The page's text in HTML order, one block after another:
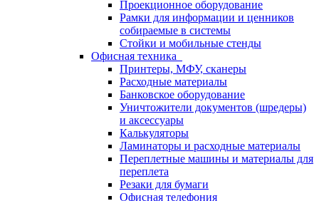
Проекционное оборудование
Рамки для информации и ценников
собираемые в системы
Стойки и мобильные стенды
Офисная техника
Принтеры, МФУ, сканеры
Расходные материалы
Банковское оборудование
Уничтожители документов (шредеры)
и аксессуары
Калькуляторы
Ламинаторы и расходные материалы
Переплетные машины и материалы для
переплета
Резаки для бумаги
Офисная телефония